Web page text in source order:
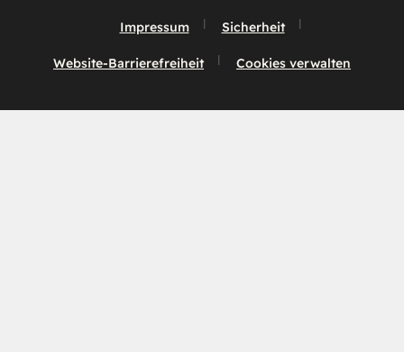
Impressum Sicherheit
Website-Barrierefreiheit Cookies verwalten